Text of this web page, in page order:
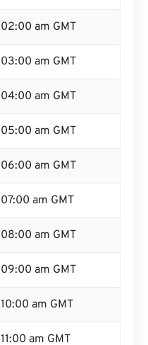
02:00 am GMT
03:00 am GMT
04:00 am GMT
05:00 am GMT
06:00 am GMT
07:00 am GMT
08:00 am GMT
09:00 am GMT
10:00 am GMT
11:00 am GMT